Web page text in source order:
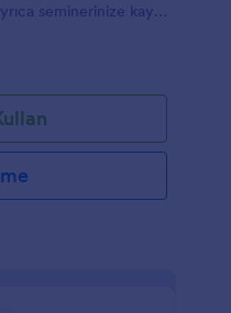
seminerinize kayıt
bilgileri gibi
tam size göre.